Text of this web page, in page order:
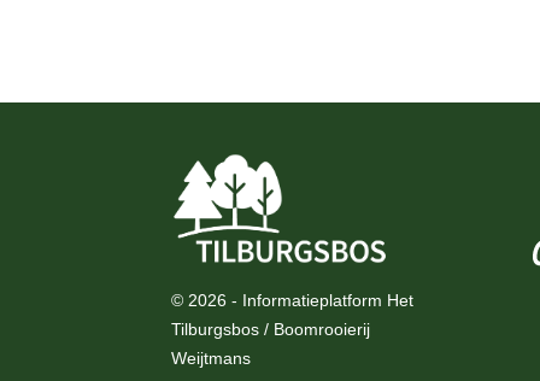
© 2026 - Informatieplatform Het
Tilburgsbos / Boomrooierij
Weijtmans